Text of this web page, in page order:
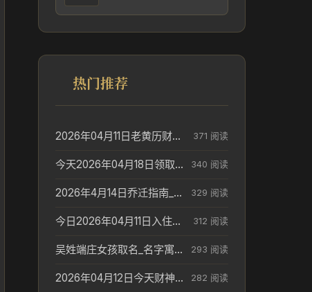
热门推荐
2026年04月11日老黄历财神方位_财神方位与供奉讲究 371 阅读
今天2026年04月18日领取结婚证老黄历不适合吗_领证日期参考 340 阅读
2026年4月14日乔迁指南_搬家择日参考 329 阅读
今日2026年04月11日入住新居老黄历不适宜吗_搬家择日参考 312 阅读
吴姓端庄女孩取名_名字寓意参考 293 阅读
2026年04月12日今天财神在哪个吉位_财神方位参考 282 阅读